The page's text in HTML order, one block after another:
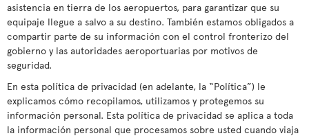
asistencia en tierra de los aeropuertos, para garantizar que su
equipaje llegue a salvo a su destino. También estamos obligados a
compartir parte de su información con el control fronterizo del
gobierno y las autoridades aeroportuarias por motivos de
seguridad.
En esta política de privacidad (en adelante, la “Política”) le
explicamos cómo recopilamos, utilizamos y protegemos su
información personal. Esta política de privacidad se aplica a toda
la información personal que procesamos sobre usted cuando viaja